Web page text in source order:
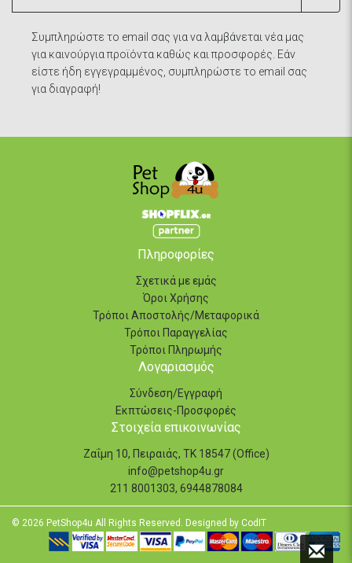
Συμπληρώστε το email σας για να λαμβάνεται νέα μας
για καινούργια προϊόντα καθώς και προσφορές. Εάν
είστε ήδη εγγεγραμμένος, συμπληρώστε το email σας
για διαγραφή!
Πληροφορίες
Σχετικά με εμάς
Όροι Χρήσης
Τρόποι Αποστολής/Μεταφορικά
Τρόποι Παραγγελίας
Τρόποι Πληρωμής
Λογαριασμός
Σύνδεση/Εγγραφή
Εκπτώσεις-Προσφορές
Στοιχεία επικοινωνίας
Ζαΐμη 10, Πειραιάς, ΤΚ 18547 (Office)
info@petshop4u.gr
211 8001303, 6944878084
© 2026 PetShop4u All Rights Reserved. Designed by CodIT